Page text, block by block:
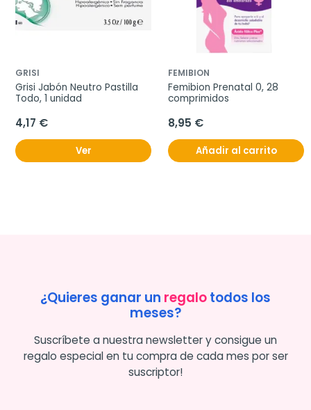
GRISI
Grisi Jabón Neutro Pastilla
Todo, 1 unidad
4,17 €
Ver
FEMIBION
Femibion Prenatal 0, 28
comprimidos
8,95 €
Añadir al carrito
¿Quieres ganar un regalotodos los
meses?
Suscríbete a nuestra newsletter y consigue un
regalo especial en tu compra de cada mes por ser
suscriptor!